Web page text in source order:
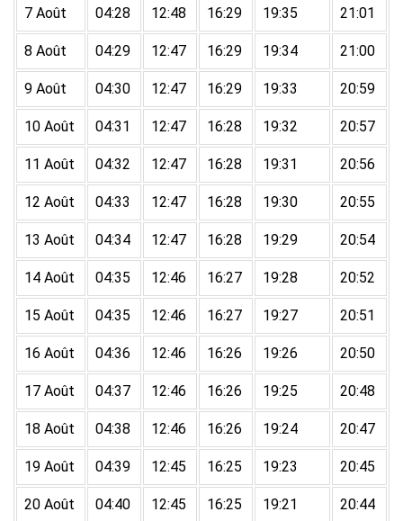
7 Août 04:28 12:48 16:29 19:35 21:01
8 Août 04:29 12:47 16:29 19:34 21:00
9 Août 04:30 12:47 16:29 19:33 20:59
10 Août 04:31 12:47 16:28 19:32 20:57
11 Août 04:32 12:47 16:28 19:31 20:56
12 Août 04:33 12:47 16:28 19:30 20:55
13 Août 04:34 12:47 16:28 19:29 20:54
14 Août 04:35 12:46 16:27 19:28 20:52
15 Août 04:35 12:46 16:27 19:27 20:51
16 Août 04:36 12:46 16:26 19:26 20:50
17 Août 04:37 12:46 16:26 19:25 20:48
18 Août 04:38 12:46 16:26 19:24 20:47
19 Août 04:39 12:45 16:25 19:23 20:45
20 Août 04:40 12:45 16:25 19:21 20:44